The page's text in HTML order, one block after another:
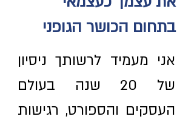
בתחום הכושר הגופני
אני מעמיד לרשותך ניסיון
של 20 שנה בעולם
העסקים והספורט, רגישות